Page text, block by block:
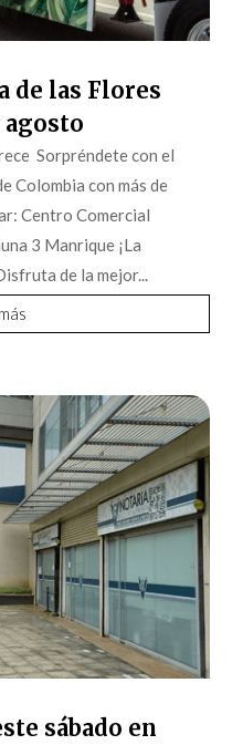
de las Flores
agosto
Sorpréndete con el
Colombia con más de
Centro Comercial
3 Manrique ¡La
de la mejor...
sábado en